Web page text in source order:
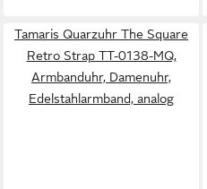
Tamaris Quarzuhr The Square
Retro Strap TT-0138-MQ,
Armbanduhr, Damenuhr,
Edelstahlarmband, analog